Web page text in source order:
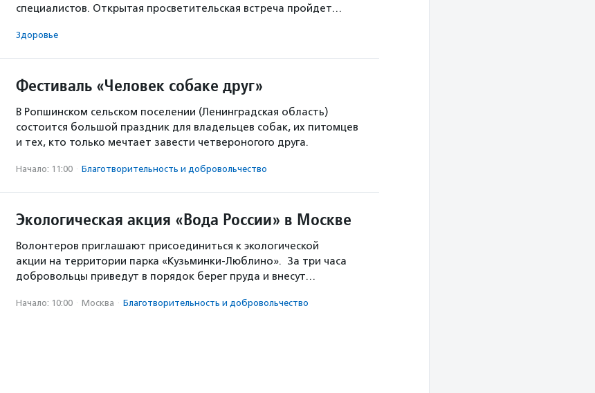
специалистов. Открытая просветительская встреча пройдет…
Здоровье
Фестиваль «Человек собаке друг»
В Ропшинском сельском поселении (Ленинградская область)
состоится большой праздник для владельцев собак, их питомцев
и тех, кто только мечтает завести четвероногого друга.
Начало: 11:00 · Благотвори­тель­ность и доброволь­чест­во
Экологическая акция «Вода России» в Москве
Волонтеров приглашают присоединиться к экологической
акции на территории парка «Кузьминки-Люблино». За три часа
добровольцы приведут в порядок берег пруда и внесут…
Начало: 10:00 · Москва · Благотвори­тель­ность и доброволь­чест­во